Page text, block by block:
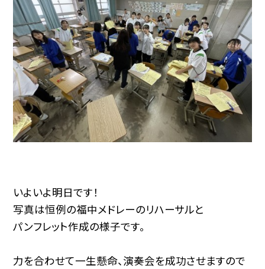
いよいよ明日です！
写真は恒例の福中メドレーのリハーサルと
パンフレット作成の様子です。
力を合わせて一生懸命、演奏会を成功させますので